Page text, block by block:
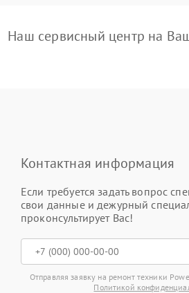
Наш сервисный центр на
Контактная информация
Если требуется задать вопрос
свои данные и дежурный
проконсультирует Вас!
Отправляя заявку на ремонт техники
Политикой